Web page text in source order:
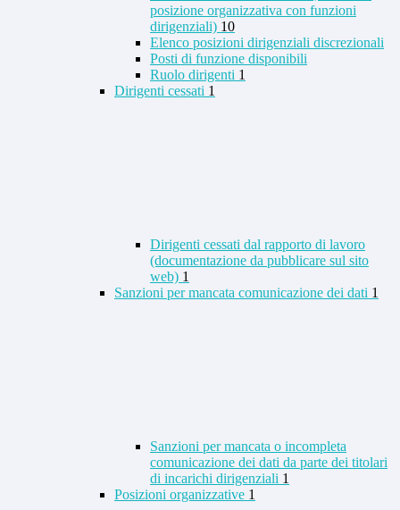
posizione organizzativa con funzioni
dirigenziali) 10
Elenco posizioni dirigenziali discrezionali
Posti di funzione disponibili
Ruolo dirigenti 1
Dirigenti cessati 1
Dirigenti cessati dal rapporto di lavoro
(documentazione da pubblicare sul sito
web) 1
Sanzioni per mancata comunicazione dei dati 1
Sanzioni per mancata o incompleta
comunicazione dei dati da parte dei titolari
di incarichi dirigenziali 1
Posizioni organizzative 1